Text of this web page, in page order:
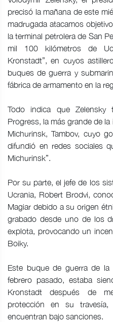
precisó la mañana de este
madrugada atacamos
la terminal petrolera de San
mil 100 kilómetros de
Kronstadt”, en cuyos
buques de guerra y
fábrica de armamento en la
Todo indica que Zelensky
Progress, la más grande de
Michurinsk, Tambov, cuyo
difundió en redes sociales
Michurinsk”.
Por su parte, el jefe de los
Ucrania, Robert Brodvi,
Magiar debido a su origen
grabado desde uno de los
explota, provocando un
Boiky.
Este buque de guerra de
febrero pasado, estaba
Kronstadt después de
protección en su
encuentran bajo sanciones.